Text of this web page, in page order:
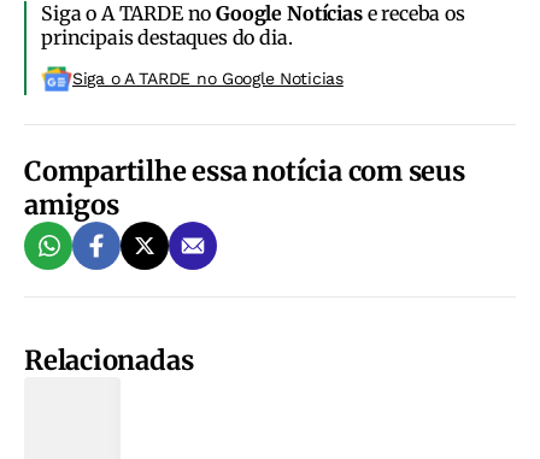
Siga o A TARDE noGoogle Notíciase receba os
principais destaques do dia.
Siga o A TARDE no Google Noticias
Compartilhe essa notícia com seus
amigos
Relacionadas